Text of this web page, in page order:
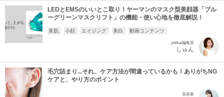
LEDとEMSのいいとこ取り！ヤーマンのマスク型美顔器「ブル
ーグリーンマスクリフト」の機能・使い心地を徹底解説！
美肌 小顔 エイジング 美白 動画コンテンツ
jobikai編集長
しゅん
毛穴詰まり...それ、ケア方法が間違っているかも！ありがちNG
ケアと、やり方のポイント
美容家